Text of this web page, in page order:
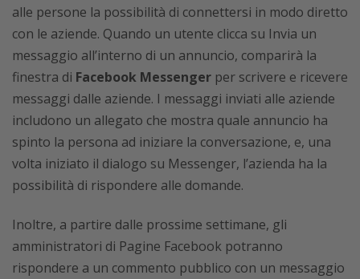
alle persone la possibilità di connettersi in modo diretto
con le aziende. Quando un utente clicca su Invia un
messaggio all’interno di un annuncio, comparirà la
finestra di Facebook Messenger per scrivere e ricevere
messaggi dalle aziende. I messaggi inviati alle aziende
includono un allegato che mostra quale annuncio ha
spinto la persona ad iniziare la conversazione, e, una
volta iniziato il dialogo su Messenger, l’azienda ha la
possibilità di rispondere alle domande.
Inoltre, a partire dalle prossime settimane, gli
amministratori di Pagine Facebook potranno
rispondere a un commento pubblico con un messaggio